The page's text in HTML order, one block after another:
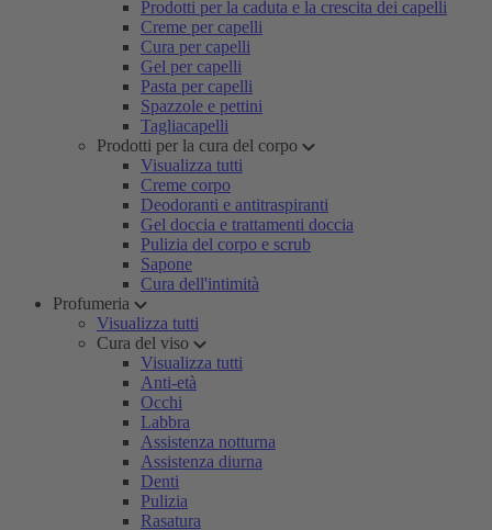
Prodotti per la caduta e la crescita dei capelli
Creme per capelli
Cura per capelli
Gel per capelli
Pasta per capelli
Spazzole e pettini
Tagliacapelli
Prodotti per la cura del corpo
Visualizza tutti
Creme corpo
Deodoranti e antitraspiranti
Gel doccia e trattamenti doccia
Pulizia del corpo e scrub
Sapone
Cura dell'intimità
Profumeria
Visualizza tutti
Cura del viso
Visualizza tutti
Anti-età
Occhi
Labbra
Assistenza notturna
Assistenza diurna
Denti
Pulizia
Rasatura